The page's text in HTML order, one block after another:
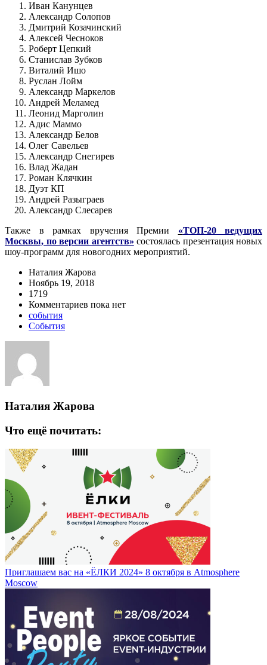
Иван Канунцев
Александр Солопов
Дмитрий Козачинский
Алексей Чесноков
Роберт Цепкий
Станислав Зубков
Виталий Ишо
Руслан Лойм
Александр Маркелов
Андрей Меламед
Леонид Марголин
Адис Маммо
Александр Белов
Олег Савельев
Александр Снегирев
Влад Жадан
Роман Клячкин
Дуэт КП
Андрей Разыграев
Александр Слесарев
Также в рамках вручения Премии «ТОП-20 ведущих
Москвы, по версии агентств» состоялась презентация новых
шоу-программ для новогодних мероприятий.
Наталия Жарова
Ноябрь 19, 2018
1719
Комментариев пока нет
события
События
Наталия Жарова
Что ещё почитать:
Приглашаем вас на «ЁЛКИ 2024» 8 октября в Atmosphere
Moscow